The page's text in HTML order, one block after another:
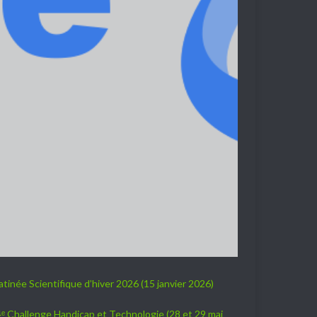
Scientifique d’hiver 2026 (15 janvier 2026)
Challenge Handicap et Technologie (28 et 29 mai